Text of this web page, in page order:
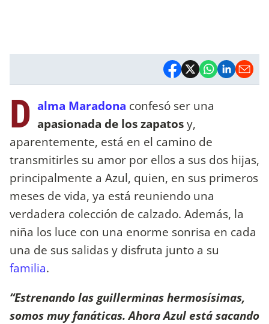
D alma Maradona confesó ser una
apasionada de los zapatosy,
aparentemente, está en el camino de
transmitirles su amor por ellos a sus dos hijas,
principalmente a Azul, quien, en sus primeros
meses de vida, ya está reuniendo una
verdadera colección de calzado. Además, la
niña los luce con una enorme sonrisa en cada
una de sus salidas y disfruta junto a su
familia.
“Estrenando las guillerminas hermosísimas,
somos muy fanáticas. Ahora Azul está sacando